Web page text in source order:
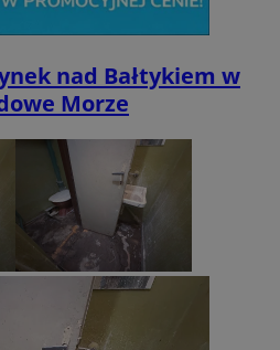
nad Bałtykiem w
Morze